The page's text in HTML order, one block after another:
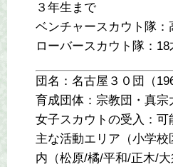
３年生まで
ベンチャースカウト隊：
ローバースカウト隊：18
団名：名古屋３０団（
育成団体：宗教団・真宗
女子スカウトの受入：可
主な活動エリア（小学
内（松原/橘/平和/正木/大